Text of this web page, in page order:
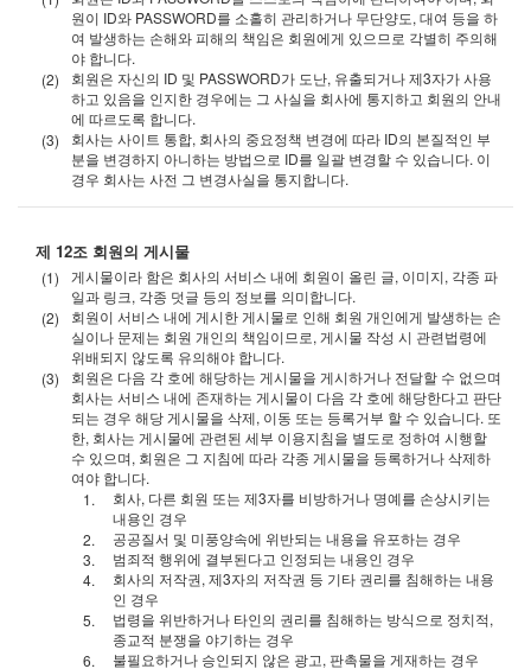
원이 ID와 PASSWORD를 소홀히 관리하거나 무단양도, 대여 등을 하
여 발생하는 손해와 피해의 책임은 회원에게 있으므로 각별히 주의해
야 합니다.
회원은 자신의 ID 및 PASSWORD가 도난, 유출되거나 제3자가 사용
하고 있음을 인지한 경우에는 그 사실을 회사에 통지하고 회원의 안내
에 따르도록 합니다.
회사는 사이트 통합, 회사의 중요정책 변경에 따라 ID의 본질적인 부
분을 변경하지 아니하는 방법으로 ID를 일괄 변경할 수 있습니다. 이
경우 회사는 사전 그 변경사실을 통지합니다.
제 12조 회원의 게시물
게시물이라 함은 회사의 서비스 내에 회원이 올린 글, 이미지, 각종 파
일과 링크, 각종 덧글 등의 정보를 의미합니다.
회원이 서비스 내에 게시한 게시물로 인해 회원 개인에게 발생하는 손
실이나 문제는 회원 개인의 책임이므로, 게시물 작성 시 관련법령에
위배되지 않도록 유의해야 합니다.
회원은 다음 각 호에 해당하는 게시물을 게시하거나 전달할 수 없으며
회사는 서비스 내에 존재하는 게시물이 다음 각 호에 해당한다고 판단
되는 경우 해당 게시물을 삭제, 이동 또는 등록거부 할 수 있습니다. 또
한, 회사는 게시물에 관련된 세부 이용지침을 별도로 정하여 시행할
수 있으며, 회원은 그 지침에 따라 각종 게시물을 등록하거나 삭제하
여야 합니다.
회사, 다른 회원 또는 제3자를 비방하거나 명예를 손상시키는
내용인 경우
공공질서 및 미풍양속에 위반되는 내용을 유포하는 경우
범죄적 행위에 결부된다고 인정되는 내용인 경우
회사의 저작권, 제3자의 저작권 등 기타 권리를 침해하는 내용
인 경우
법령을 위반하거나 타인의 권리를 침해하는 방식으로 정치적,
종교적 분쟁을 야기하는 경우
불필요하거나 승인되지 않은 광고, 판촉물을 게재하는 경우